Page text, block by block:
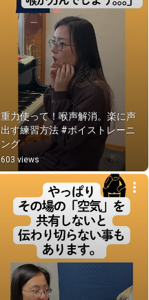
重力使って！喉声解消。楽に声
出す練習方法 #ボイストレーニ
ング
603 views